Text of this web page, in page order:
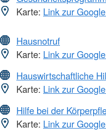
Karte: Link zur
Hausnotruf
Karte: Link zur
Hauswirtschaftliche
Karte: Link zur
Hilfe bei der
Karte: Link zur